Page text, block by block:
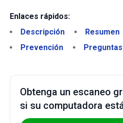
Enlaces rápidos:
Descripción
Resumen
Prevención
Obtenga un escaneo
si su computadora